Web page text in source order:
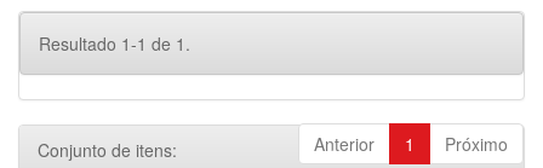
Resultado 1-1 de 1.
Anterior 1 Próximo
Conjunto de itens: